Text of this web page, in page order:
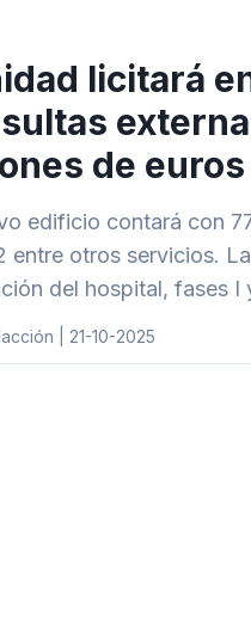
licitará
de euros
edificio contará con
entre otros servicios.
del hospital, fases I
| 21-10-2025